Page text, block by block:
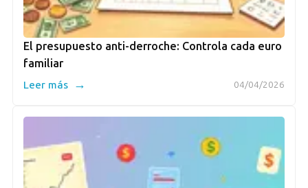
El presupuesto anti-derroche: Controla cada euro
familiar
04/04/2026
Leer más →